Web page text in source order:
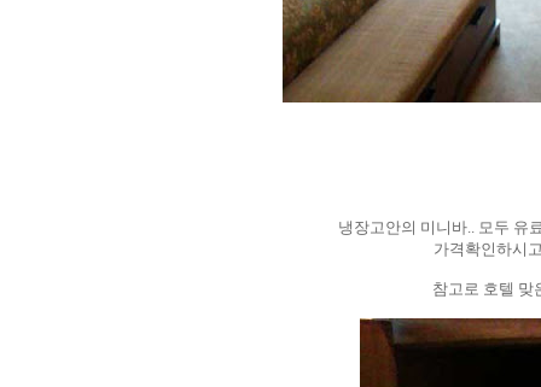
냉장고안의 미니바.. 모두 유
가격확인하시
참고로 호텔 맞